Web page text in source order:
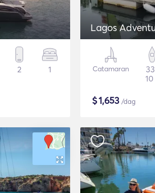
2 1
Lagos
Catamaran
$1,653 /dag